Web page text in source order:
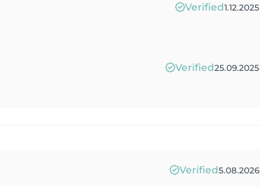
Verified1.12.2025
Verified25.09.2025
Verified5.08.2026